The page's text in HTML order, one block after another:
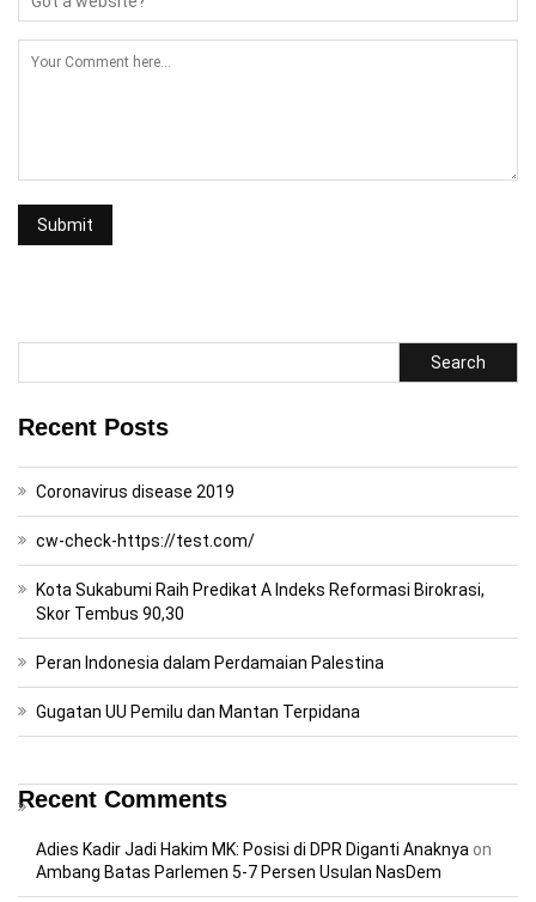
Search
Recent Posts
Coronavirus disease 2019
cw-check-https://test.com/
Kota Sukabumi Raih Predikat A Indeks Reformasi Birokrasi,
Skor Tembus 90,30
Peran Indonesia dalam Perdamaian Palestina
Gugatan UU Pemilu dan Mantan Terpidana
Recent Comments
Adies Kadir Jadi Hakim MK: Posisi di DPR Diganti Anaknya on
Ambang Batas Parlemen 5-7 Persen Usulan NasDem